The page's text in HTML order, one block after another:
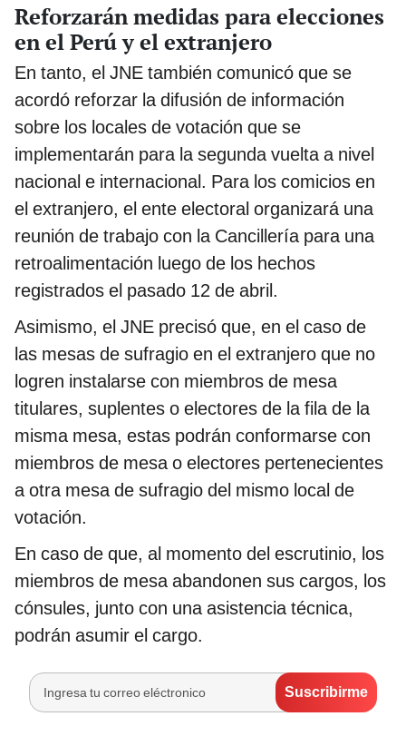
Reforzarán medidas para elecciones
en el Perú y el extranjero
En tanto, el JNE también comunicó que se
acordó reforzar la difusión de información
sobre los locales de votación que se
implementarán para la segunda vuelta a nivel
nacional e internacional. Para los comicios en
el extranjero, el ente electoral organizará una
reunión de trabajo con la Cancillería para una
retroalimentación luego de los hechos
registrados el pasado 12 de abril.
Asimismo, el JNE precisó que, en el caso de
las mesas de sufragio en el extranjero que no
logren instalarse con miembros de mesa
titulares, suplentes o electores de la fila de la
misma mesa, estas podrán conformarse con
miembros de mesa o electores pertenecientes
a otra mesa de sufragio del mismo local de
votación.
En caso de que, al momento del escrutinio, los
miembros de mesa abandonen sus cargos, los
cónsules, junto con una asistencia técnica,
podrán asumir el cargo.